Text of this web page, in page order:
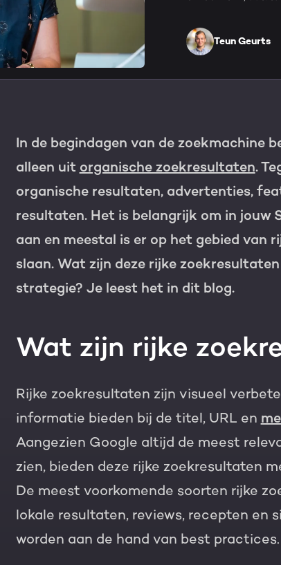
Digital marketing
Marketing
Content & design
AI services
HubSpot websites
Modules &
Membership portals
Growth-driven
Team
HubSpot partner
Awards
Werken bij
Blog
Kennisbank
Nederlands
Teun Geurts
In de begindagen van de zoekmachine
alleen uit organische zoekresultaten.
organische resultaten, advertenties,
resultaten. Het is belangrijk om in jouw
aan en meestal is er op het gebied van
slaan. Wat zijn deze rijke
strategie? Je leest het in dit blog.
Wat zijn rijke
Rijke zoekresultaten zijn visueel
informatie bieden bij de titel, URL en
Aangezien Google altijd de meest
zien, bieden deze rijke zoekresultaten
De meest voorkomende soorten rijke
lokale resultaten, reviews, recepten en
worden aan de hand van best practices.